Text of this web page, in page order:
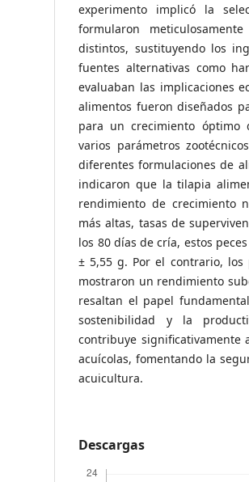
experimento implicó la
formularon
distintos, sustituyendo los
fuentes alternativas como
evaluaban las implicaciones
alimentos fueron diseñados
para un crecimiento óptimo
varios parámetros
diferentes formulaciones de
indicaron que la tilapia
rendimiento de crecimiento
más altas, tasas de
los 80 días de cría, estos
± 5,55 g. Por el contrario, los
mostraron un rendimiento
resaltan el papel
sostenibilidad y la
contribuye significativamente
acuícolas, fomentando la
acuicultura.
Descargas